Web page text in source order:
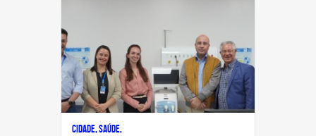
Cidade, Saúde,